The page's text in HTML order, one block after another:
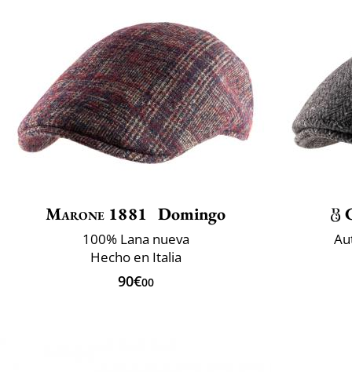
Marone 1881 Domingo
100% Lana nueva
Hecho en Italia
90€00